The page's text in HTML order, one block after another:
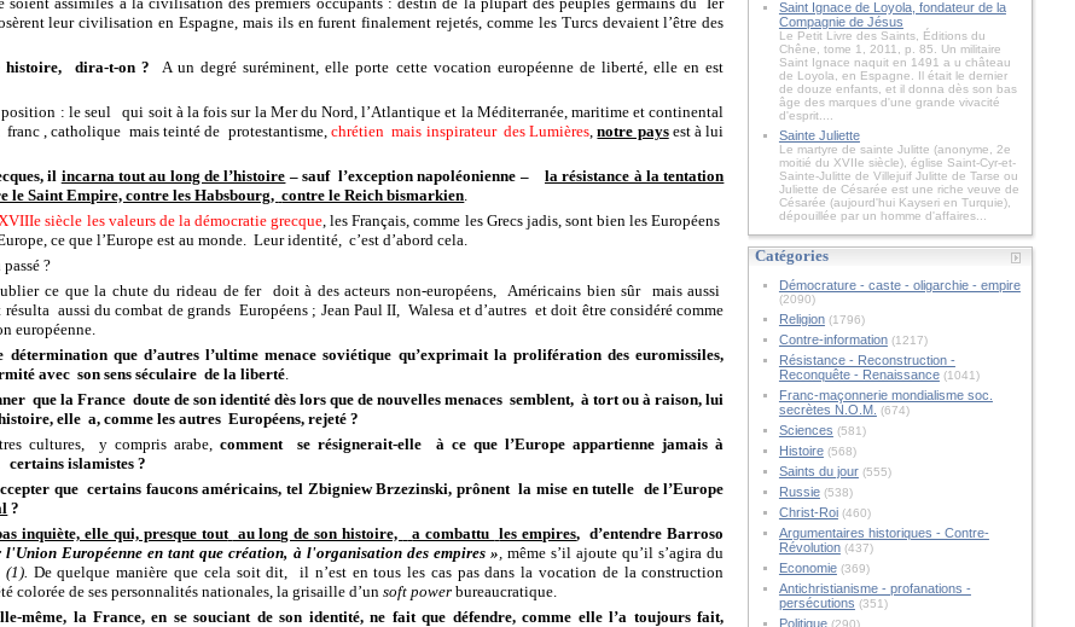
leur civilisation en Espagne, mais ils en furent finalement rejetés, comme les Turcs devaient l’être des
histoire, dira-t-on ?
A un degré suréminent, elle porte cette vocation européenne de liberté, elle en est
: le seul
qui soit à la fois sur la Mer du Nord, l’Atlantique et la Méditerranée, maritime et continental
franc , catholique mais teinté de protestantisme, chrétien mais inspirateur des Lumières ,notre paysest à lui
il incarna tout au long de l’histoire – sauf l’exception napoléonienne –
la résistance à la tentation
le Saint Empire, contre les Habsbourg, contre le Reich bismarkien
siècle les valeurs de la démocratie grecque , les Français, comme les Grecs jadis, sont bien les Européens
ce que l’Europe est au monde. Leur identité,
c’est d’abord cela.
?
ce que la chute du rideau de fer doit à des acteurs non-européens, Américains bien sûr
mais aussi
résulta aussi du combat de grands Européens ; Jean Paul II,
Walesa et d’autres et doit être considéré comme
européenne.
détermination que d’autres l’ultime menace soviétique qu’exprimait la prolifération des euromissiles,
avec son sens séculaire de la liberté
que la France doute de son identité dès lors que de nouvelles menaces semblent, à tort ou à raison, lui
elle a, comme les autres Européens, rejeté ?
cultures,
y compris arabe, comment se résignerait-elle
à ce que l’Europe appartienne jamais à
certains islamistes ?
que certains faucons américains, tel Zbigniew Brzezinski, prônent la mise en tutelle de l’Europe
?
inquiète, elle qui, presque tout au long de son histoire, a combattu les empires, d’entendre Barroso
Européenne en tant que création, à l'organisation des empires » même s’il ajoute qu’il s’agira du
De quelque manière que cela soit dit,
il n’est en tous les cas pas dans la vocation de la construction
colorée de ses personnalités nationales, la grisaille d’unsoft power bureaucratique.
même, la France, en se souciant de son identité, ne fait que défendre, comme elle l’a toujours fait,
Saint Ignace de Loyola, fondateur de la
Compagnie de Jésus
Le Petit Livre des Saints, Éditions du
Chêne, tome 1, 2011, p. 85. Un militaire
Saint Ignace naquit en 1491 a u château
de Loyola, en Espagne. Il était le dernier
de douze enfants, et il donna dès son bas
âge des marques d'une grande vivacité
d'esprit....
Sainte Juliette
Le martyre de sainte Julitte (anonyme, 2e
moitié du XVIIe siècle), église Saint-Cyr-et-
Sainte-Julitte de Villejuif Julitte de Tarse ou
Juliette de Césarée est une riche veuve de
Césarée (aujourd'hui Kayseri en Turquie),
dépouillée par un homme d'affaires...
Catégories
Démocrature - caste - oligarchie - empire
(2090)
Religion(1796)
Contre-information(1217)
Résistance - Reconstruction -
Reconquête - Renaissance(1041)
Franc-maçonnerie mondialisme soc.
secrètes N.O.M. (674)
Sciences (581)
Histoire(568)
Saints du jour(555)
Russie(538)
Christ-Roi(460)
Argumentaires historiques - Contre-
Révolution(437)
Economie(369)
Antichristianisme - profanations -
persécutions (351)
Politique(290)